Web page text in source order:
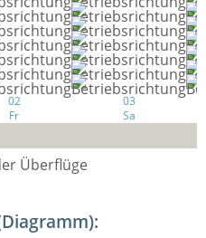
02
Fr
03
Sa
Überflüge